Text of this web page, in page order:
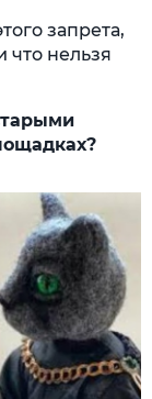
запрета,
что нельзя